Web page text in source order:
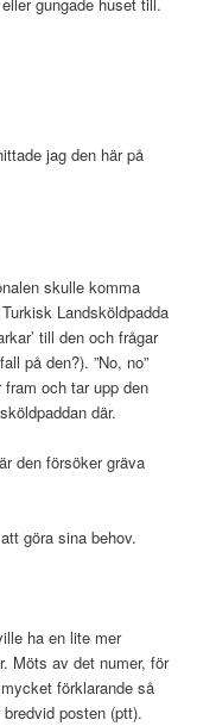
jag den här på
skulle komma
Landsköldpadda
till den och frågar
på den?). ”No, no”
och tar upp den
där.
den försöker gräva
göra sina behov.
ha en lite mer
Möts av det numer, för
förklarande så
posten (ptt).